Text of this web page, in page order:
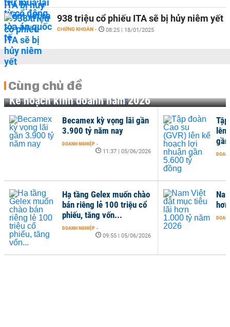
938 triệu cổ phiếu ITA sẽ bị hủy niêm yết
CHỨNG KHOÁN - 08:25 | 18/01/2025
Cùng chủ đề
Kế hoạch kinh doanh năm 2026
Becamex kỳ vọng lãi gần
3.900 tỷ năm nay
DOANH NGHIỆP -
11:37 | 05/06/2026
Hạ tầng Gelex muốn chào
bán riêng lẻ 100 triệu cổ
phiếu, tăng vốn...
DOANH NGHIỆP -
09:55 | 05/06/2026
lên